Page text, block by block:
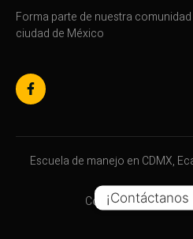
Forma parte de nuestra
ciudad de México
Escuela de manejo en CDMX,
Copyright © 2024. All